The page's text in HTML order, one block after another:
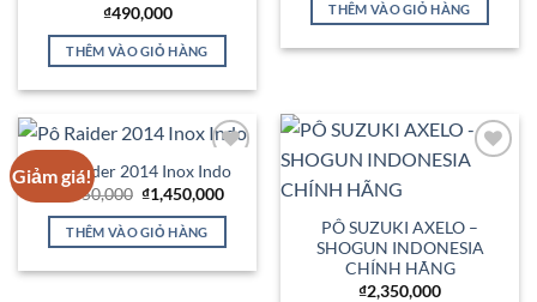
Được xếp
hạng55
sao
₫490,000
THÊM VÀO GIỎ HÀNG
THÊM VÀO GIỎ HÀNG
Giảm giá!
Add to
Wishlist
Pô Raider 2014 Inox Indo
1,650,000 Giá
gốc
là:
₫1,650,000.
₫1,450,000Giá
tại
THÊM VÀO GIỎ HÀNG
PÔ SUZUKI AXELO –
SHOGUN INDONESIA
CHÍNH HÃNG
₫2,350,000